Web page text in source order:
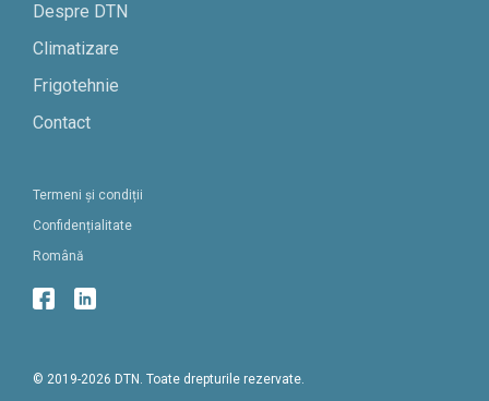
Despre DTN
Climatizare
Frigotehnie
Contact
Termeni și condiții
Confidențialitate
Română
© 2019-2026 DTN. Toate drepturile rezervate.